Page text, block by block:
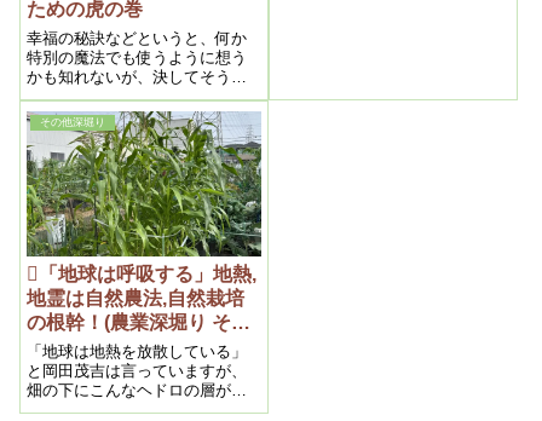
ための虎の巻
幸福の秘訣などというと、何か
特別の魔法でも使うように想う
かも知れないが、決してそうで
はない、至極しごく当り前の話
である。と岡田茂吉は断言しま
す。「利己主義から利他主義へ
の転換」まさにこれが幸福の秘
訣なのです。
多くはないと言うことを知らね
その他深堀り
🪏「地球は呼吸する」地熱,
地霊は自然農法,自然栽培
の根幹！(農業深堀り その
１）
「地球は地熱を放散している」
と岡田茂吉は言っていますが、
畑の下にこんなヘドロの層があ
っては地熱が地表まで届きにく